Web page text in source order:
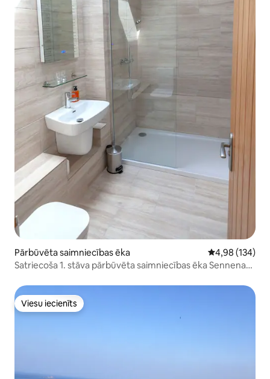
Pārbūvēta saimniecības ēka Vidējais
4,98 (134)
Satriecoša 1. stāva pārbūvēta saimniecības ēka Sennenas
Viesu iecienīts
Viesu iecienīts